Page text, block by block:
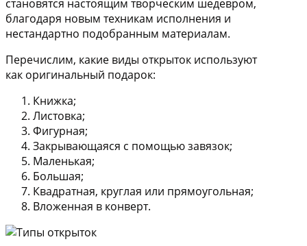
становятся настоящим творческим шедевром,
благодаря новым техникам исполнения и
нестандартно подобранным материалам.
Перечислим, какие виды открыток используют
как оригинальный подарок:
Книжка;
Листовка;
Фигурная;
Закрывающаяся с помощью завязок;
Маленькая;
Большая;
Квадратная, круглая или прямоугольная;
Вложенная в конверт.